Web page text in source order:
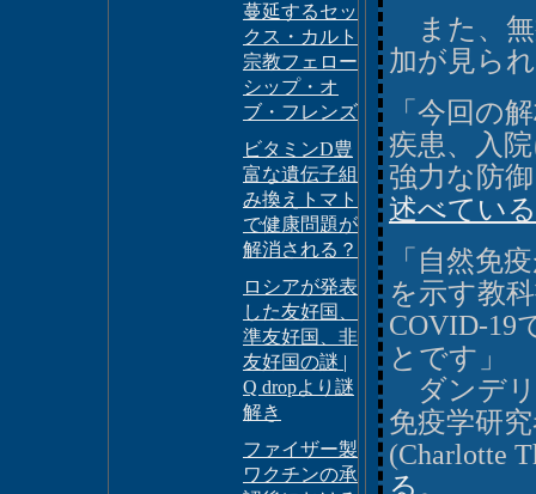
蔓延するセッ
クス・カルト
宗教フェロー
シップ・オ
ブ・フレンズ
ビタミンD豊
富な遺伝子組
み換えトマト
で健康問題が
解消される？
ロシアが発表
した友好国、
準友好国、非
友好国の謎 |
Q dropより謎
解き
ファイザー製
ワクチンの承
また、無
加が見ら
「今回の
疾患、入
強力な防
述べている
「自然免
を示す教
COVID-19
とです」
ダンデリ
免疫学研
(Charlotte
る 。